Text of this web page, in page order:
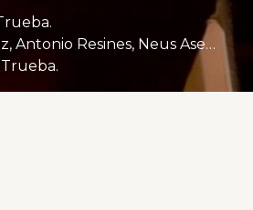
Penélope Cruz, Antonio Resines, Neus Asensi, Cary Elwes, Mandy Patinkin, Javier Cámara.